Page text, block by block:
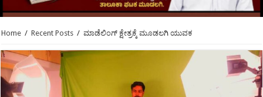
Home / Recent Posts / ಮಾಡೆಲಿಂಗ್ ಕ್ಷೇತ್ರಕ್ಕೆ ಮೂಡಲಗಿ ಯುವಕ